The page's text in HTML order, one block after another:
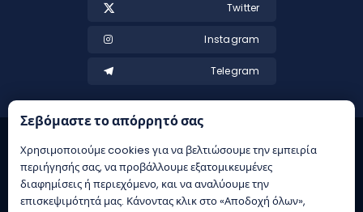
Twitter
Instagram
Telegram
Σεβόμαστε το απόρρητό σας
Χρησιμοποιούμε cookies για να βελτιώσουμε την εμπειρία
περιήγησής σας, να προβάλλουμε εξατομικευμένες
διαφημίσεις ή περιεχόμενο, και να αναλύουμε την
επισκεψιμότητά μας. Κάνοντας κλικ στο «Αποδοχή όλων»,